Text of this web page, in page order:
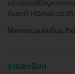
อย่าปล่อยให้ปัญหาสุขภ
กับเราที่
ให้การตรวจฮอร์โมน
รายละเอียด